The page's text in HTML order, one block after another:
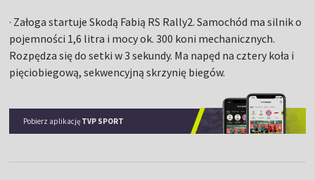
· Załoga startuje Skodą Fabią RS Rally2. Samochód ma silnik o
pojemności 1,6 litra i mocy ok. 300 koni mechanicznych.
Rozpędza się do setki w 3 sekundy. Ma napęd na cztery koła i
pięciobiegową, sekwencyjną skrzynię biegów.
Pobierz aplikację TVP SPORT